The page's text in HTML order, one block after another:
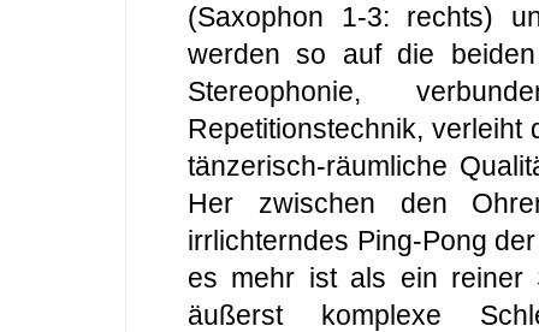
(Saxophon 1-3: rechts)
werden so auf die
Stereophonie,
Repetitionstechnik, verleiht
tänzerisch-räumliche
Her zwischen den
irrlichterndes Ping-Pong
es mehr ist als ein reiner
äußerst komplexe